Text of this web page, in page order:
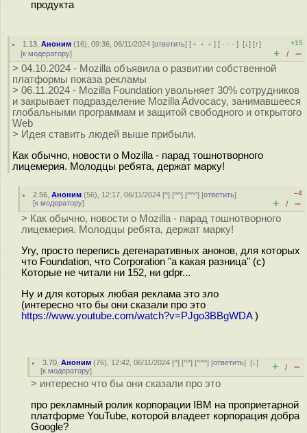
продукта
1.13 ,Аноним (16), 09:36, 06/11/2024 [ответить] [ ﹢﹢﹢] [ · · ·][↓] [↑]
[к модератору]
+15
+ / –
> 04.10.2024 - Mozilla объявила о развитии собственной
платформы показа рекламы
> 06.11.2024 - Mozilla Foundation увольняет 30% сотрудников
и закрывает подразделение Mozilla Advocacy, занимавшееся
глобальными программам и защитой свободного и открытого
Web
> Идея ставить людей выше прибыли.
Как обычно, новости о Mozilla - парад тошнотворного
лицемерия. Молодцы ребята, держат марку!
2.56 ,Аноним (56), 12:17, 06/11/2024 [^] [^^] [^^^] [ответить]
[к модератору]
–4
+ / –
> Как обычно, новости о Mozilla - парад тошнотворного
лицемерия. Молодцы ребята, держат марку!
Угу, просто перепись дегенаративных анонов, для которых
что Foundation, что Corporation "а какая разница" (с)
Которые не читали ни 152, ни gdpr...
Ну и для которых любая реклама это зло
(интересно что бы они сказали про это
https://www.youtube.com/watch?v=PJgo3BBgWDA)
3.70 ,Аноним (76), 12:42, 06/11/2024 [^] [^^] [^^^] [ответить][↓]
[к модератору] + / –
> интересно что бы они сказали про это
про рекламный ролик корпорации IBM на проприетарной
платформе YouTube, которой владеет корпорация добра
Google?